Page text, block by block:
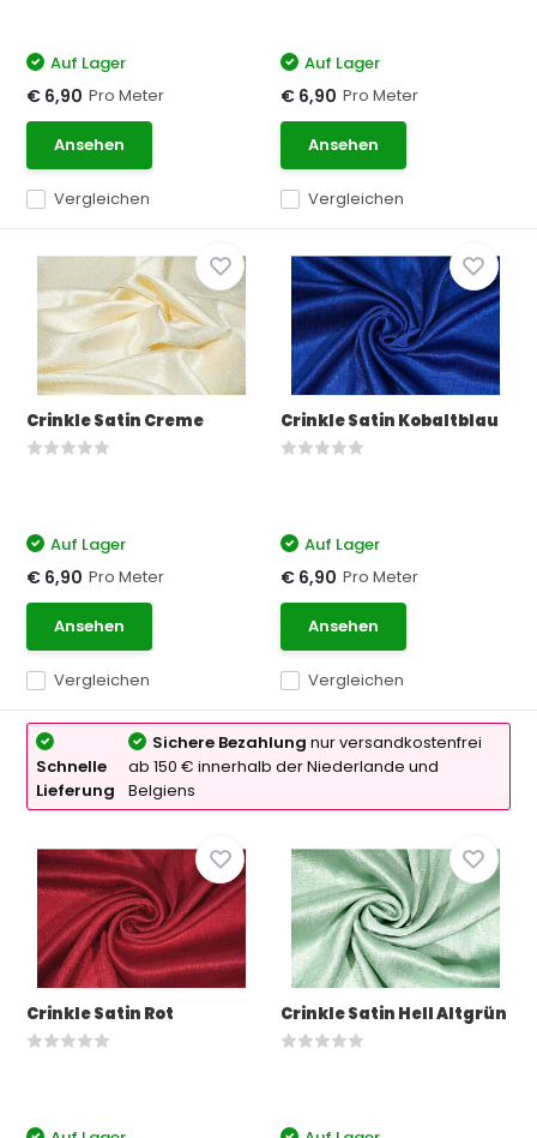
Vergleichen
Auf Lager
€ 6,90 Pro Meter
Ansehen
Vergleichen
Auf Lager
€ 6,90 Pro Meter
Ansehen
Crinkle Satin Creme
Vergleichen
Auf Lager
€ 6,90 Pro Meter
Ansehen
Crinkle Satin Kobaltblau
Vergleichen
Auf Lager
€ 6,90 Pro Meter
Ansehen
Schnelle
Lieferung
Sichere Bezahlung nur versandkostenfrei
ab 150 € innerhalb der Niederlande und
Belgiens
Crinkle Satin Rot Crinkle Satin Hell Altgrün